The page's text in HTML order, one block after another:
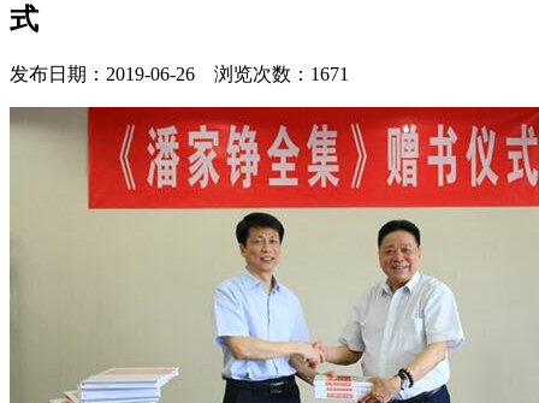
式
发布日期：2019-06-26 浏览次数：1671